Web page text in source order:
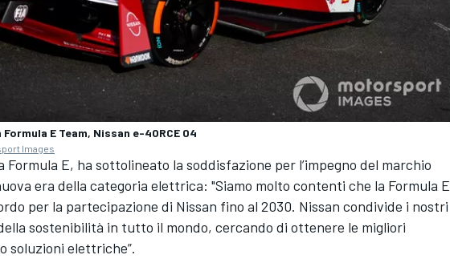
E Team, Nissan e-4ORCE 04
Images
Formula E, ha sottolineato la soddisfazione per l’impegno del marchio
era della categoria elettrica: "Siamo molto contenti che la Formula E
per la partecipazione di Nissan fino al 2030. Nissan condivide i nostri
sostenibilità in tutto il mondo, cercando di ottenere le migliori
soluzioni elettriche”.